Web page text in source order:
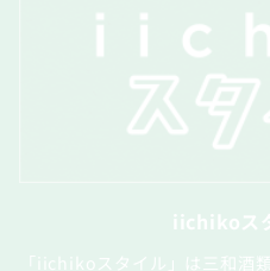
iichikoス
「iichikoスタイル」は三和酒